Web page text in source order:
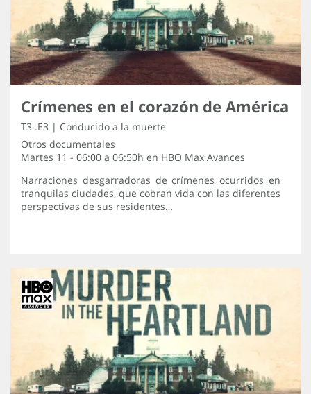
Crímenes en el corazón de América
T3 .E3 | Conducido a la muerte
Otros documentales
Martes 11 - 06:00 a 06:50h en HBO Max Avances
Narraciones desgarradoras de crímenes ocurridos en
tranquilas ciudades, que cobran vida con las diferentes
perspectivas de sus residentes…